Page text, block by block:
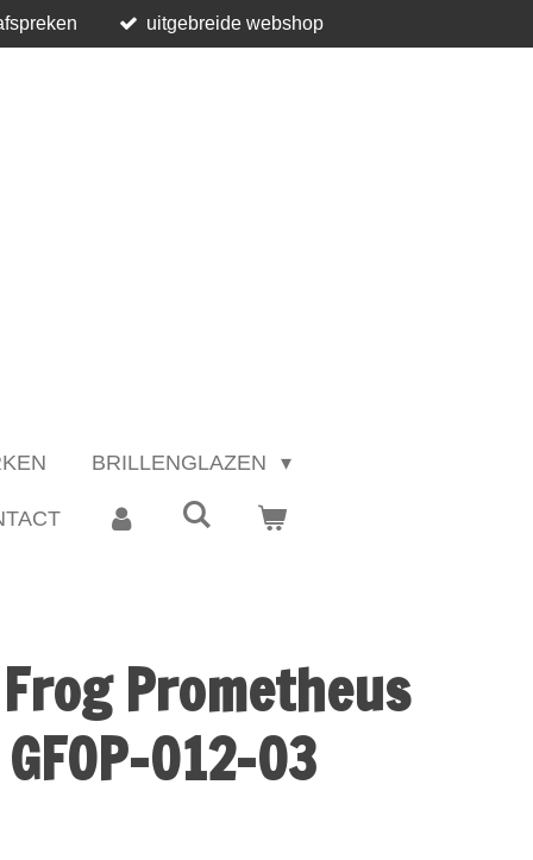
uitgebreide webshop
BRILLENGLAZEN
Prometheus
012-03